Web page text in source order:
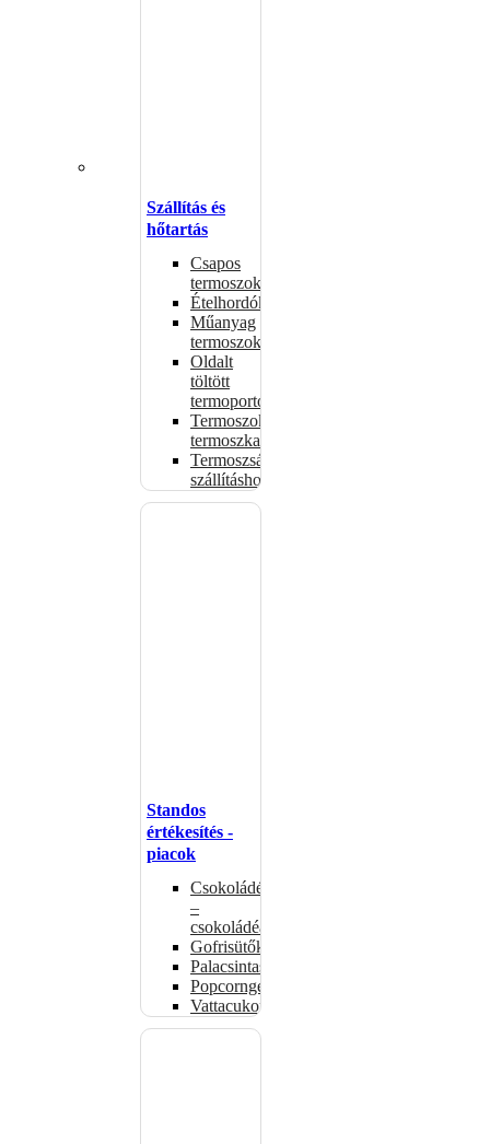
Szállítás és
hőtartás
Csapos
termoszok
Ételhordók
Műanyag
termoszok
Oldalt
töltött
termoportok
Termoszok,
termoszkannák
Termoszsákok
szállításhoz
Standos
értékesítés -
piacok
Csokoládémelegítők
–
csokoládéadagolók
Gofrisütők
Palacsintasütők
Popcorngépek
Vattacukorgép